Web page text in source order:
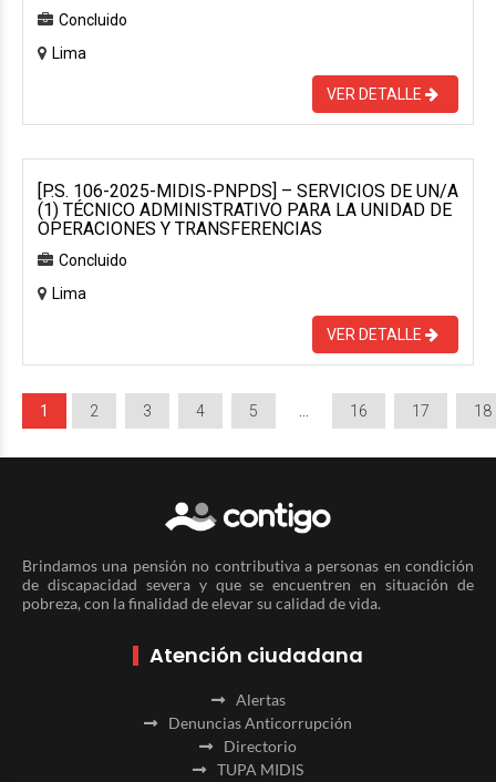
Concluido
Lima
VER DETALLE
[P.S. 106-2025-MIDIS-PNPDS] – SERVICIOS DE UN/A
(1) TÉCNICO ADMINISTRATIVO PARA LA UNIDAD DE
OPERACIONES Y TRANSFERENCIAS
Concluido
Lima
VER DETALLE
1 2 3 4 5 16 17 18
Brindamos una pensión no contributiva a personas en condición
de discapacidad severa y que se encuentren en situación de
pobreza, con la finalidad de elevar su calidad de vida.
Atención ciudadana
Alertas
Denuncias Anticorrupción
Directorio
TUPA MIDIS